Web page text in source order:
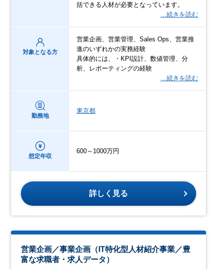
括できる人材が必要となっています。
…続きを読む
対象となる方
営業企画、営業管理、Sales Ops、営業推
進のいずれかの実務経験
具体的には、・KPI設計、数値管理、分
析、レポーティングの経験
…続きを読む
勤務地
東京都
想定年収
600～1000万円
詳しく見る
営業企画／事業企画（IT特化型人材紹介事業／豊
富な求職者・求人データ）